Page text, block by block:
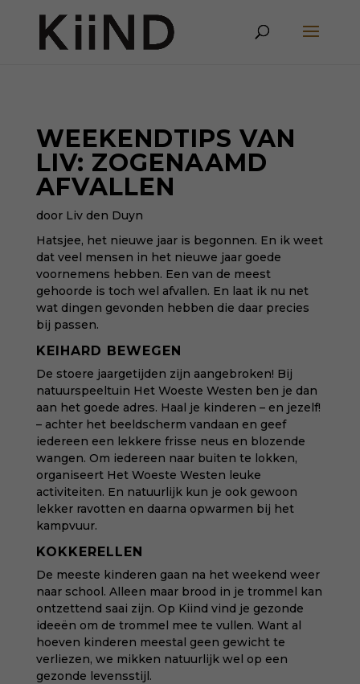
WEEKENDTIPS VAN
LIV: ZOGENAAMD
AFVALLEN
door Liv den Duyn
Hatsjee, het nieuwe jaar is begonnen. En ik weet
dat veel mensen in het nieuwe jaar goede
voornemens hebben. Een van de meest
gehoorde is toch wel afvallen. En laat ik nu net
wat dingen gevonden hebben die daar precies
bij passen.
KEIHARD BEWEGEN
De stoere jaargetijden zijn aangebroken! Bij
natuurspeeltuin Het Woeste Westen ben je dan
aan het goede adres. Haal je kinderen – en jezelf!
– achter het beeldscherm vandaan en geef
iedereen een lekkere frisse neus en blozende
wangen. Om iedereen naar buiten te lokken,
organiseert Het Woeste Westen leuke
activiteiten. En natuurlijk kun je ook gewoon
lekker ravotten en daarna opwarmen bij het
kampvuur.
KOKKERELLEN
De meeste kinderen gaan na het weekend weer
naar school. Alleen maar brood in je trommel kan
ontzettend saai zijn. Op Kiind vind je gezonde
ideeën om de trommel mee te vullen. Want al
hoeven kinderen meestal geen gewicht te
verliezen, we mikken natuurlijk wel op een
gezonde levensstijl.